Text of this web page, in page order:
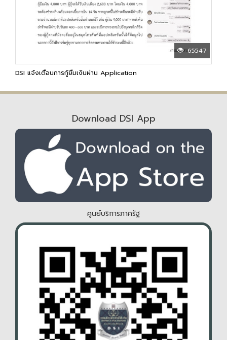
65547
DSI แจ้งเตือนการกู้ยืมเงินผ่าน Application
Download DSI App
ศูนย์บริการภาครัฐ